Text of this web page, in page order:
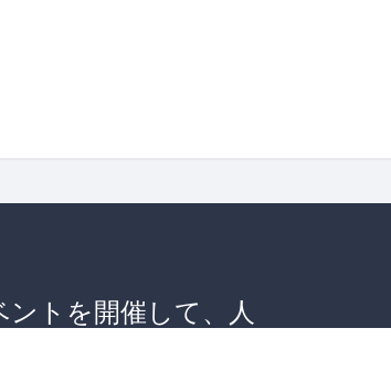
トを開催して、人